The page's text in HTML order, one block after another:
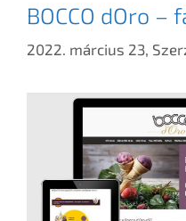
BOCCO dOro
2022. március 23,